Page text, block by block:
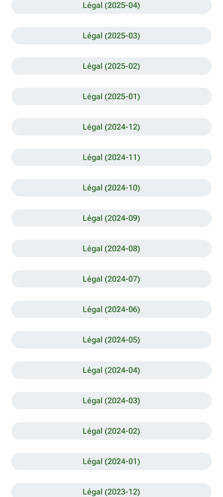
Légal (2025-04)
Légal (2025-03)
Légal (2025-02)
Légal (2025-01)
Légal (2024-12)
Légal (2024-11)
Légal (2024-10)
Légal (2024-09)
Légal (2024-08)
Légal (2024-07)
Légal (2024-06)
Légal (2024-05)
Légal (2024-04)
Légal (2024-03)
Légal (2024-02)
Légal (2024-01)
Légal (2023-12)